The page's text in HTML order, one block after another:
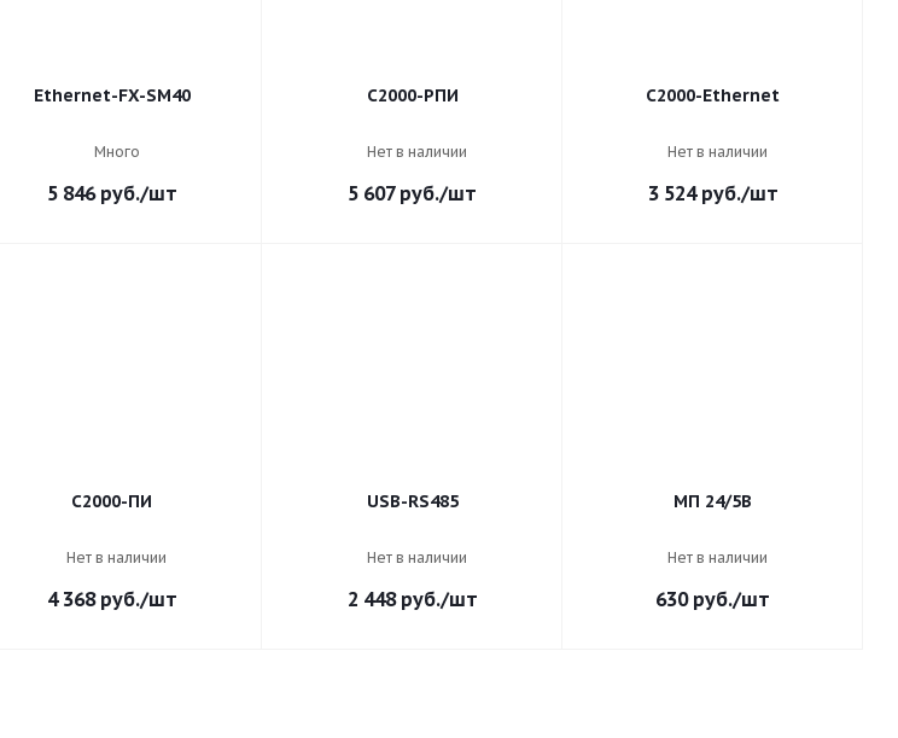
Ethernet-FX-SM40
Много
5 846руб./шт
С2000-РПИ
Нет в наличии
5 607руб./шт
С2000-Ethernet
Нет в наличии
3 524руб./шт
С2000-ПИ
Нет в наличии
4 368руб./шт
USB-RS485
Нет в наличии
2 448руб./шт
МП 24/5В
Нет в наличии
630руб./шт